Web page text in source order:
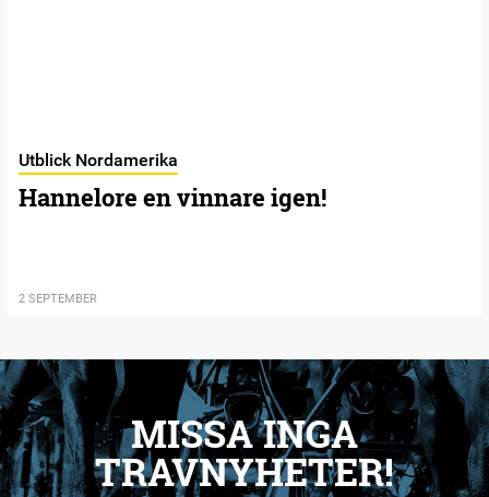
Utblick Nordamerika
Hannelore en vinnare igen!
2 SEPTEMBER
MISSA INGA
TRAVNYHETER!